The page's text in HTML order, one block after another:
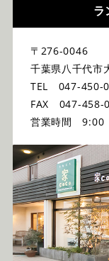
ラ
〒276-0046
千葉県八千代市
TEL 047-450-
FAX 047-458-
営業時間 9:00